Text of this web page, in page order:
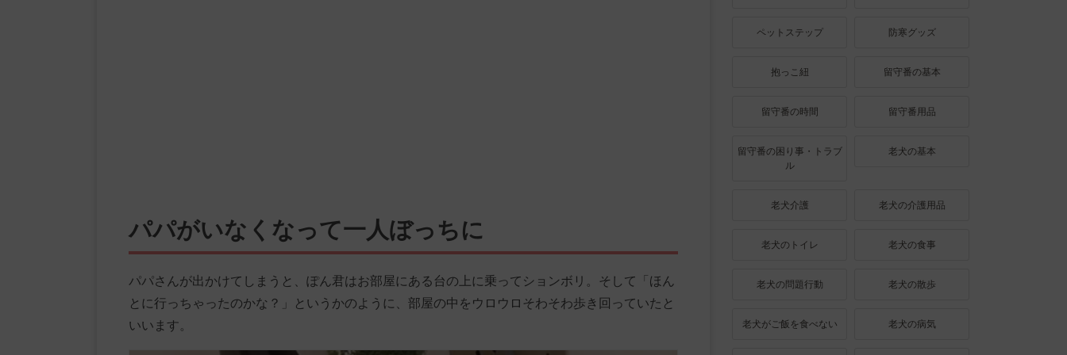
パパがいなくなって一人ぼっちに
パパさんが出かけてしまうと、ぽん君はお部屋にある台の上に乗ってションボリ。そして「ほん
とに行っちゃったのかな？」というかのように、部屋の中をウロウロそわそわ歩き回っていたと
いいます。
ペットステップ 防寒グッズ
抱っこ紐 留守番の基本
留守番の時間 留守番用品
留守番の困り事・トラブ
ル
老犬の基本
老犬介護 老犬の介護用品
老犬のトイレ 老犬の食事
老犬の問題行動 老犬の散歩
老犬がご飯を食べない 老犬の病気